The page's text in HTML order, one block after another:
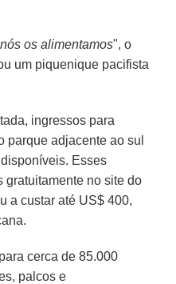
os alimentamos", o
um piquenique pacifista
ingressos para
parque adjacente ao sul
Esses
gratuitamente no site do
a custar até US$ 400,
cerca de 85.000
palcos e